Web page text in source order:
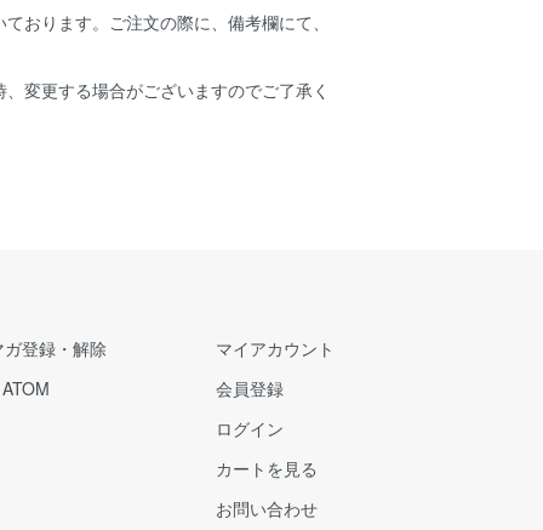
おります。ご注文の際に、備考欄にて、
変更する場合がございますのでご了承く
ガ登録・解除
ATOM
マイアカウント
会員登録
ログイン
カートを見る
お問い合わせ